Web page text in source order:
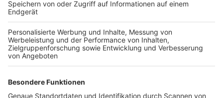
TOP-VEREINE
TOP-PARTNER